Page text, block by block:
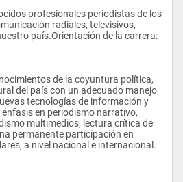
profesionales periodistas de los
radiales, televisivos,
país.Orientación de la carrera:
de la coyuntura política,
del país con un adecuado manejo
tecnologías de información y
en periodismo narrativo,
multimedios, lectura crítica de
permanente participación en
a nivel nacional e internacional.